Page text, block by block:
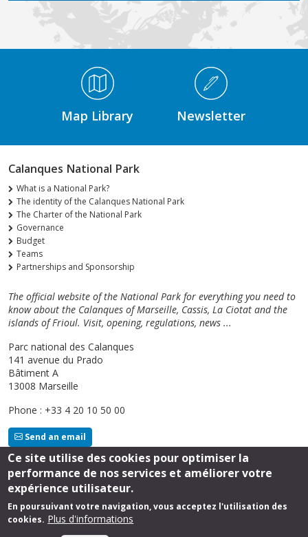
Médiathèque Footer
Map Library Newsletter
Calanques National Park
What is a National Park?
The identity of the Calanques National Park
The Charter of the National Park
Governance
Budget
Teams
Partnerships and Sponsorship
The official website of the National Park for everything you need to
know about the Calanques of Marseille, Cassis, La Ciotat and the
islands of Frioul. Visit, opening, regulations, news ...
Parc national des Calanques
141 avenue du Prado
Bâtiment A
13008 Marseille
Phone : +33 4 20 10 50 00
Send an email
Follow us
Ce site utilise des cookies pour optimiser la
performance de nos services et améliorer votre
expérience utilisateur.
En poursuivant votre navigation, vous acceptez l'utilisation des
cookies. Plus d'informations